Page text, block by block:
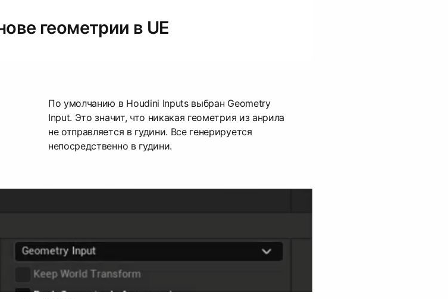
геометрии в UE
По умолчанию в Houdini Inputs выбран Geometry
Input. Это значит, что никакая геометрия из анрила
не отправляется в гудини. Все генерируется
непосредственно в гудини.